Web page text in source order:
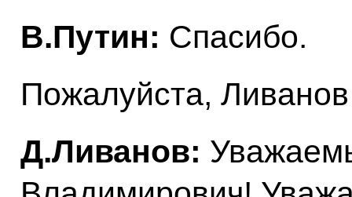
В.Путин: Спасибо.
Пожалуйста,
Д.Ливанов: